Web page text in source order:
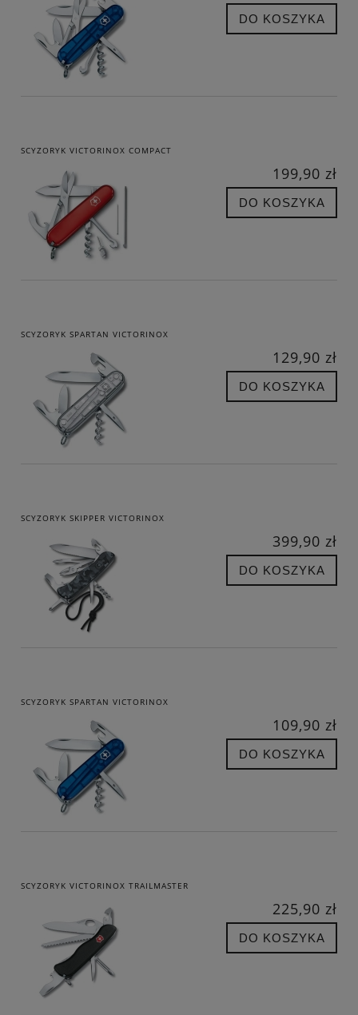
DO KOSZYKA
SCYZORYK VICTORINOX COMPACT
199,90 zł
DO KOSZYKA
SCYZORYK SPARTAN VICTORINOX
129,90 zł
DO KOSZYKA
SCYZORYK SKIPPER VICTORINOX
399,90 zł
DO KOSZYKA
SCYZORYK SPARTAN VICTORINOX
109,90 zł
DO KOSZYKA
SCYZORYK VICTORINOX TRAILMASTER
225,90 zł
DO KOSZYKA